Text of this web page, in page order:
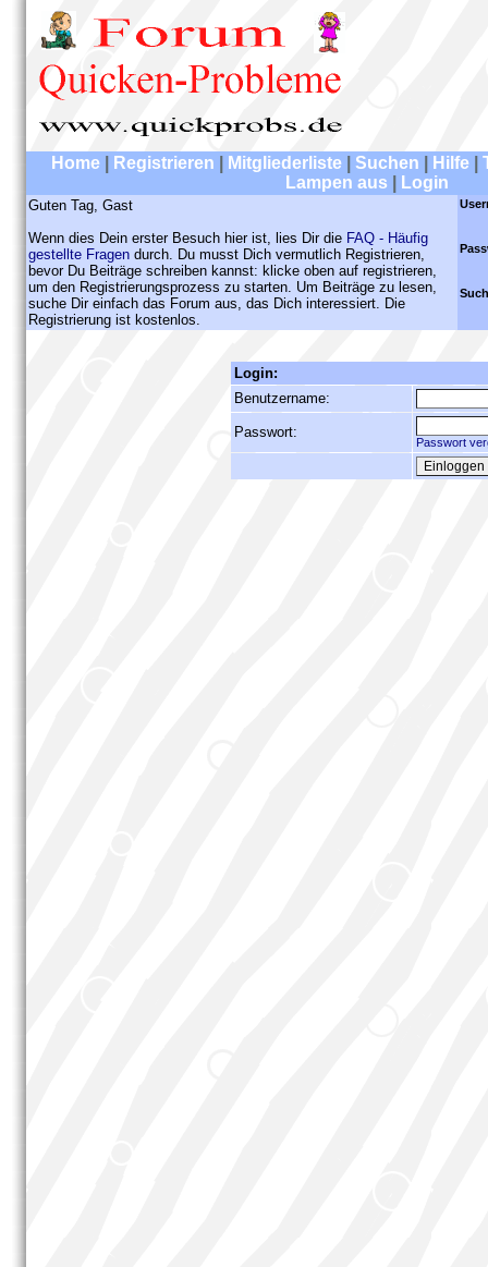
Home Registrieren Mitgliederliste Suchen Hilfe
Lampen aus
Login
Guten Tag, Gast
Wenn dies Dein erster Besuch hier ist, lies Dir die FAQ - Häufig
gestellte Fragen durch. Du musst Dich vermutlich Registrieren,
bevor Du Beiträge schreiben kannst: klicke oben auf registrieren,
um den Registrierungsprozess zu starten. Um Beiträge zu lesen,
suche Dir einfach das Forum aus, das Dich interessiert. Die
Registrierung ist kostenlos.
Login:
Benutzername:
Passwort:
Passwort